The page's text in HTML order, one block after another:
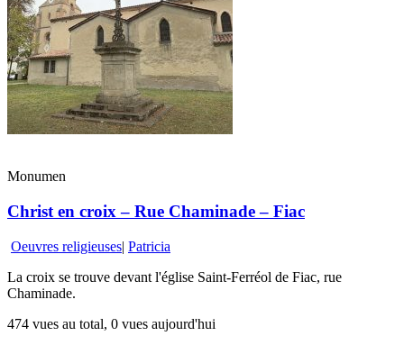
Monumen
Christ en croix – Rue Chaminade – Fiac
Oeuvres religieuses| Patricia
La croix se trouve devant l'église Saint-Ferréol de Fiac, rue
Chaminade.
474 vues au total, 0 vues aujourd'hui